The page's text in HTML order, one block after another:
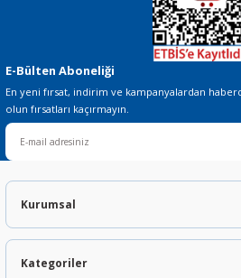
E-Bülten Aboneliği
En yeni fırsat, indirim ve kampanyalardan
olun fırsatları kaçırmayın.
Kurumsal
Kategoriler